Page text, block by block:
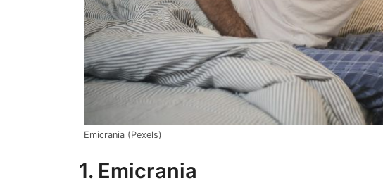
Emicrania (Pexels)
1. Emicrania